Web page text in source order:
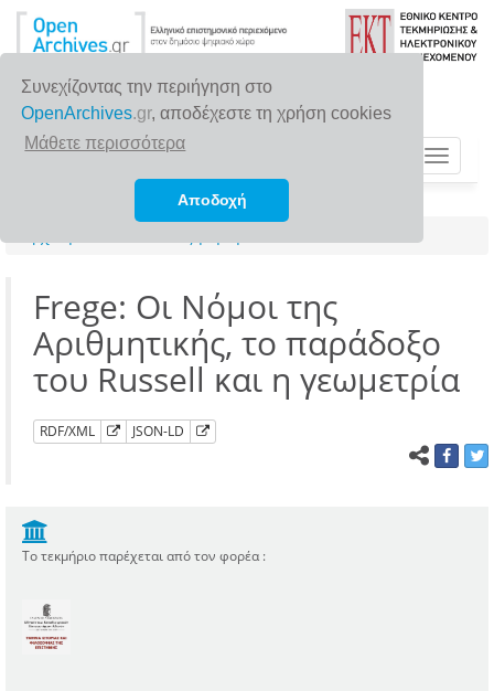
Συνεχίζοντας την περιήγηση στο
OpenArchives.gr, αποδέχεστε τη χρήση cookies
Μάθετε περισσότερα
Αποδοχή
Toggle
Frege: Οι Νόμοι της
Αριθμητικής, το παράδοξο
του Russell και η γεωμετρία
RDF/XML JSON-LD
Το τεκμήριο παρέχεται από τον φορέα :